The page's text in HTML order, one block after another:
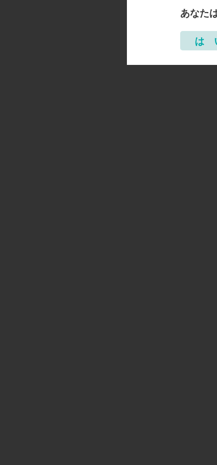
あなた
は